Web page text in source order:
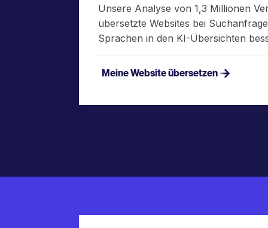
Unsere Analyse von 1,3 Millionen
übersetzte Websites bei
Sprachen in den KI-Übersichten
Meine Website übersetzen